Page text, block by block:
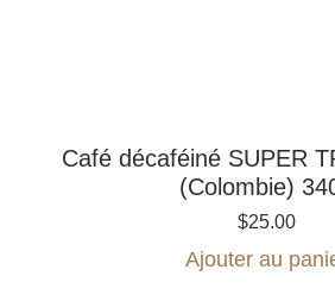
Café décaféiné SUPER
(Colombie)
$25.00
Ajouter au